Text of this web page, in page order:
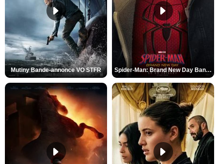
Mutiny Bande-annonce VO STFR Spider-Man: Brand New Day Bande-annonce VO STFR